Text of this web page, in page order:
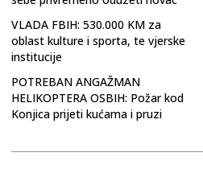
VLADA FBIH: 530.000 KM za
oblast kulture i sporta, te vjerske
institucije
POTREBAN ANGAŽMAN
HELIKOPTERA OSBIH: Požar kod
Konjica prijeti kućama i pruzi